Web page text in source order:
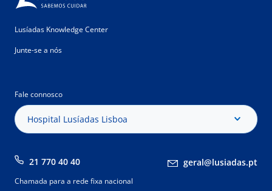
Lusíadas Knowledge Center
Junte-se a nós
Fale connosco
Hospital Lusíadas Lisboa
21 770 40 40 geral@lusiadas.pt
Chamada para a rede fixa nacional